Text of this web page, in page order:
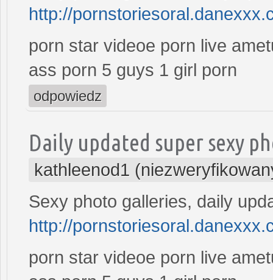
http://
porn star videoe porn live
ass porn 5 guys 1 girl porn
odpowiedz
Daily updated super sexy
kathleenod1
Sexy photo galleries, daily
http://
porn star videoe porn live